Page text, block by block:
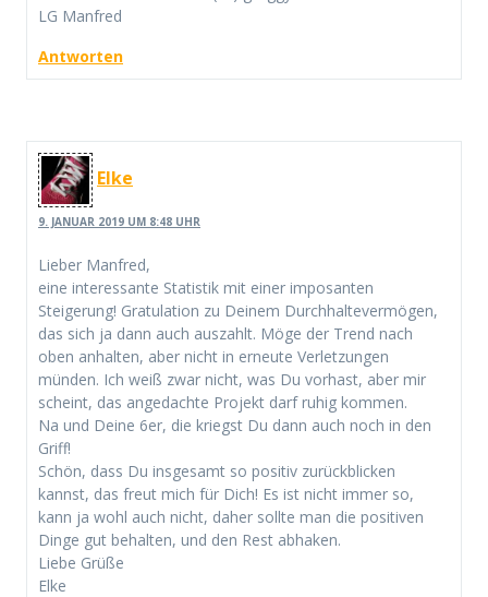
LG Manfred
Antworten
Elke
9. JANUAR 2019 UM 8:48 UHR
Lieber Manfred,
eine interessante Statistik mit einer imposanten
Steigerung! Gratulation zu Deinem Durchhaltevermögen,
das sich ja dann auch auszahlt. Möge der Trend nach
oben anhalten, aber nicht in erneute Verletzungen
münden. Ich weiß zwar nicht, was Du vorhast, aber mir
scheint, das angedachte Projekt darf ruhig kommen.
Na und Deine 6er, die kriegst Du dann auch noch in den
Griff!
Schön, dass Du insgesamt so positiv zurückblicken
kannst, das freut mich für Dich! Es ist nicht immer so,
kann ja wohl auch nicht, daher sollte man die positiven
Dinge gut behalten, und den Rest abhaken.
Liebe Grüße
Elke